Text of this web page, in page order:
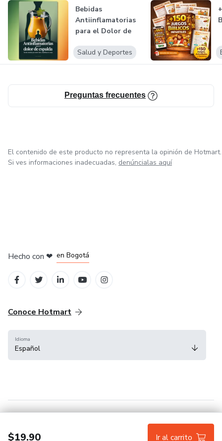
Bebidas
Antiinflamatorias
para el Dolor de
Salud y Deportes
Preguntas frecuentes
$19.90 Ir al carrito
El contenido de este producto no representa la opinión de Hotmart.
Si ves informaciones inadecuadas, denúncialas aquí
Hecho con ❤ en Bogotá
Conoce Hotmart
Idioma
Español